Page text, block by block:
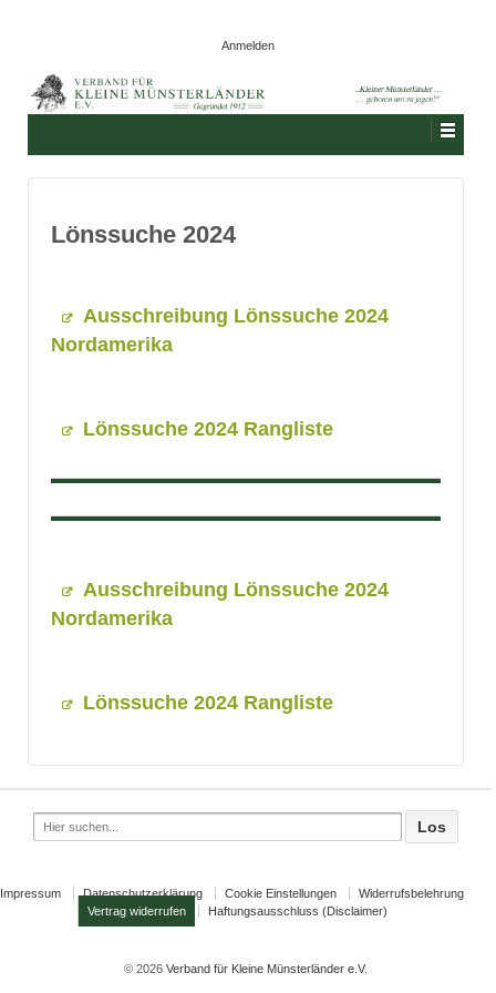
Anmelden
Lönssuche 2024
Ausschreibung Lönssuche 2024
Nordamerika
Lönssuche 2024 Rangliste
Ausschreibung Lönssuche 2024
Nordamerika
Lönssuche 2024 Rangliste
Search
for:
Impressum Datenschutzerklärung Cookie Einstellungen
Widerrufsbelehrung
Vertrag widerrufen
Haftungsausschluss (Disclaimer)
© 2026Verband für Kleine Münsterländer e.V.